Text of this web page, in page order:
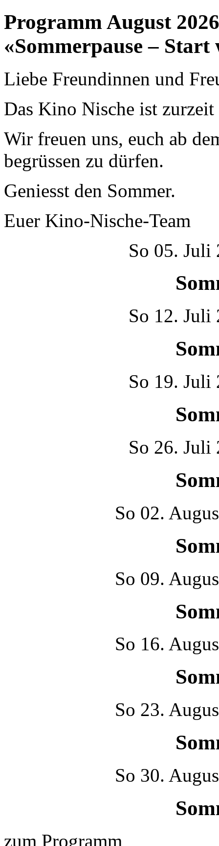
Programm August 2026
«Sommerpause – Start
Liebe Freundinnen und
Das Kino Nische ist zurzeit
Wir freuen uns, euch ab
begrüssen zu dürfen.
Geniesst den Sommer.
Euer Kino-Nische-Team
So 05. Juli
So 12. Juli
So 19. Juli
So 26. Juli
So 02.
So 09.
So 16.
So 23.
So 30.
zum Programm